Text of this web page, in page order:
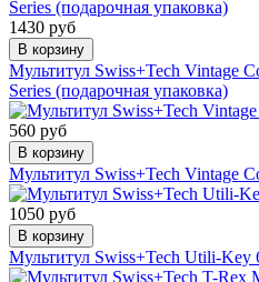
1430 руб
В корзину
Мультитул Swiss+Tech Vintage
Series (подарочная упаковка)
560 руб
В корзину
Мультитул Swiss+Tech Vintage
1050 руб
В корзину
Мультитул Swiss+Tech Utili-Key